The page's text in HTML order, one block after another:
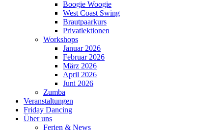
Boogie Woogie
West Coast Swing
Brautpaarkurs
Privatlektionen
Workshops
Januar 2026
Februar 2026
März 2026
April 2026
Juni 2026
Zumba
Veranstaltungen
Friday Dancing
Über uns
Ferien & News